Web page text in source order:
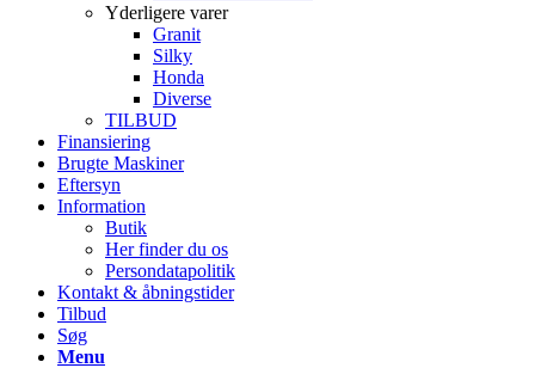
Yderligere varer
Granit
Silky
Honda
Diverse
TILBUD
Finansiering
Brugte Maskiner
Eftersyn
Information
Butik
Her finder du os
Persondatapolitik
Kontakt & åbningstider
Tilbud
Søg
Menu